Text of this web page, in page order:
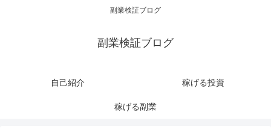
副業検証ブログ
副業検証ブログ
自己紹介 稼げる投資
稼げる副業